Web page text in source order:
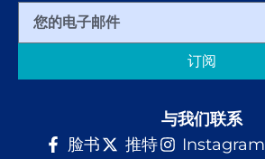
订阅
与我们联系
脸书
推特 Instagram